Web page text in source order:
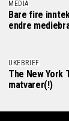
MEDIA
Bare fire
endre
UKEBRIEF
The New York
matvarer(!)